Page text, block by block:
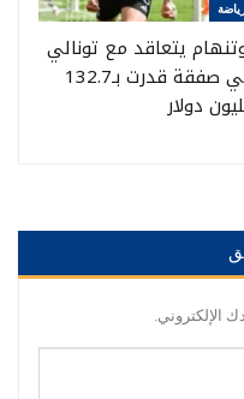
يتعاقد مع تونالي
في صفقة قدرت بـ132.7
دولار
الإلكتروني.